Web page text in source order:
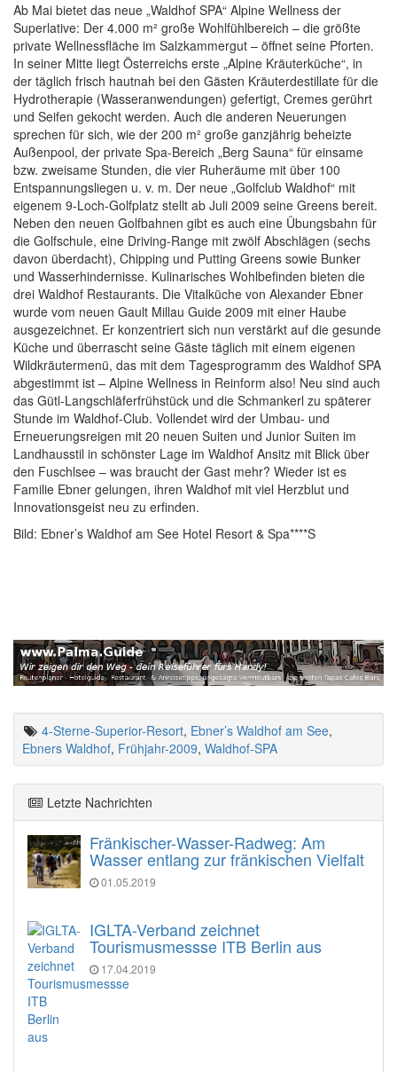
Ab Mai bietet das neue „Waldhof SPA“ Alpine Wellness der
Superlative: Der 4.000 m² große Wohlfühlbereich – die größte
private Wellnessfläche im Salzkammergut – öffnet seine Pforten.
In seiner Mitte liegt Österreichs erste „Alpine Kräuterküche“, in
der täglich frisch hautnah bei den Gästen Kräuterdestillate für die
Hydrotherapie (Wasseranwendungen) gefertigt, Cremes gerührt
und Seifen gekocht werden. Auch die anderen Neuerungen
sprechen für sich, wie der 200 m² große ganzjährig beheizte
Außenpool, der private Spa-Bereich „Berg Sauna“ für einsame
bzw. zweisame Stunden, die vier Ruheräume mit über 100
Entspannungsliegen u. v. m. Der neue „Golfclub Waldhof“ mit
eigenem 9-Loch-Golfplatz stellt ab Juli 2009 seine Greens bereit.
Neben den neuen Golfbahnen gibt es auch eine Übungsbahn für
die Golfschule, eine Driving-Range mit zwölf Abschlägen (sechs
davon überdacht), Chipping und Putting Greens sowie Bunker
und Wasserhindernisse. Kulinarisches Wohlbefinden bieten die
drei Waldhof Restaurants. Die Vitalküche von Alexander Ebner
wurde vom neuen Gault Millau Guide 2009 mit einer Haube
ausgezeichnet. Er konzentriert sich nun verstärkt auf die gesunde
Küche und überrascht seine Gäste täglich mit einem eigenen
Wildkräutermenü, das mit dem Tagesprogramm des Waldhof SPA
abgestimmt ist – Alpine Wellness in Reinform also! Neu sind auch
das Gütl-Langschläferfrühstück und die Schmankerl zu späterer
Stunde im Waldhof-Club. Vollendet wird der Umbau- und
Erneuerungsreigen mit 20 neuen Suiten und Junior Suiten im
Landhausstil in schönster Lage im Waldhof Ansitz mit Blick über
den Fuschlsee – was braucht der Gast mehr? Wieder ist es
Familie Ebner gelungen, ihren Waldhof mit viel Herzblut und
Innovationsgeist neu zu erfinden.
Bild: Ebner’s Waldhof am See Hotel Resort & Spa****S
4-Sterne-Superior-Resort, Ebner’s Waldhof am See,
Ebners Waldhof, Frühjahr-2009, Waldhof-SPA
Letzte Nachrichten
Fränkischer-Wasser-Radweg: Am
Wasser entlang zur fränkischen Vielfalt
01.05.2019
IGLTA-Verband zeichnet
Tourismusmessse ITB Berlin aus
17.04.2019